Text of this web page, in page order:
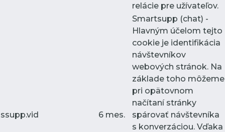
relácie pre užívateľov.
ssupp.vid 6 mes.
Smartsupp (chat) -
Hlavným účelom tejto
cookie je identifikácia
návštevníkov
webových stránok. Na
základe toho môžeme
pri opätovnom
načítaní stránky
spárovať návštevníka
s konverzáciou. Vďaka